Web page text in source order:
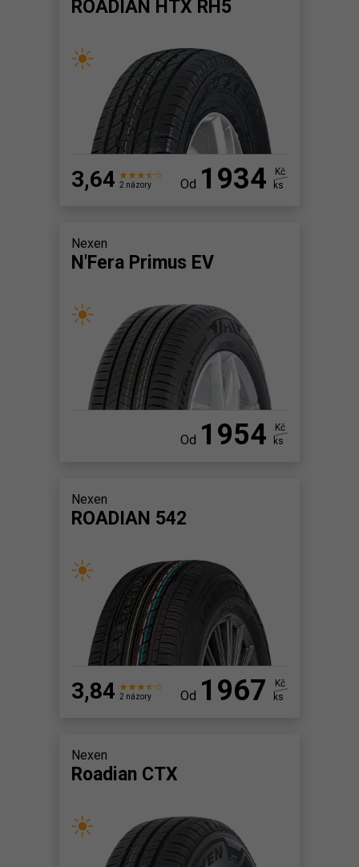
ROADIAN HTX RH5
3,64 2 názory Od 1934
Kč
ks
Nexen
N'Fera Primus EV
Od 1954
Kč
ks
Nexen
ROADIAN 542
3,84 2 názory Od 1967
Kč
ks
Nexen
Roadian CTX